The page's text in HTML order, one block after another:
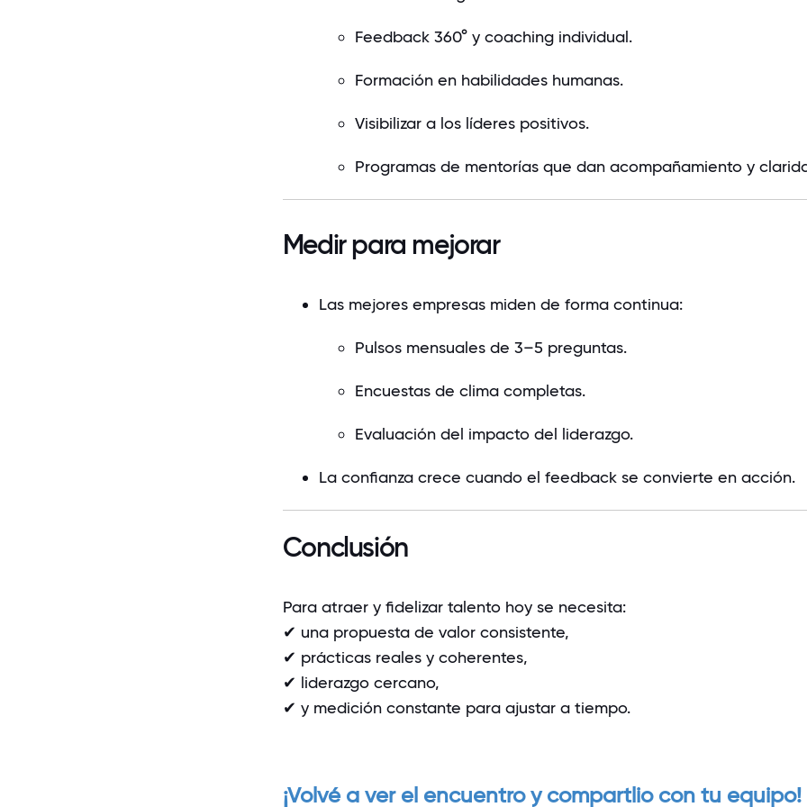
Feedback 360° y coaching individual.
Formación en habilidades humanas.
Visibilizar a los líderes positivos.
Programas de mentorías que dan acompañamiento y
Medir para mejorar
Las mejores empresas miden de forma continua:
Pulsos mensuales de 3–5 preguntas.
Encuestas de clima completas.
Evaluación del impacto del liderazgo.
La confianza crece cuando el feedback se convierte en acción.
Conclusión
Para atraer y fidelizar talento hoy se necesita:
✔ una propuesta de valor consistente,
✔ prácticas reales y coherentes,
✔ liderazgo cercano,
✔ y medición constante para ajustar a tiempo.
¡Volvé a ver el encuentro y compartlio con tu equipo!